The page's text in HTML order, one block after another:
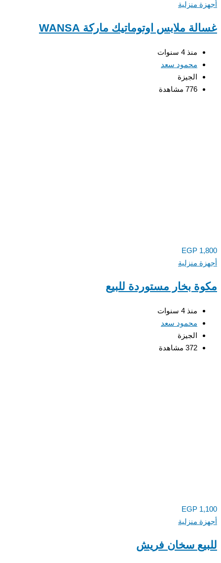
أجهزة منزلية
غسالة ملابس اوتوماتيك ماركة WANSA
منذ 4 سنوات
محمود سعد
الجيزة
776 مشاهدة
EGP 1,800
أجهزة منزلية
مكوة بخار مستوردة للبيع
منذ 4 سنوات
محمود سعد
الجيزة
372 مشاهدة
EGP 1,100
أجهزة منزلية
للبيع سخان فريش